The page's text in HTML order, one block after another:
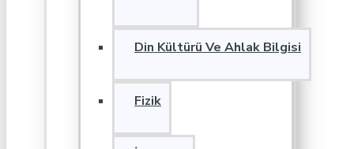
Din Kültürü Ve Ahlak Bilgisi
Fizik